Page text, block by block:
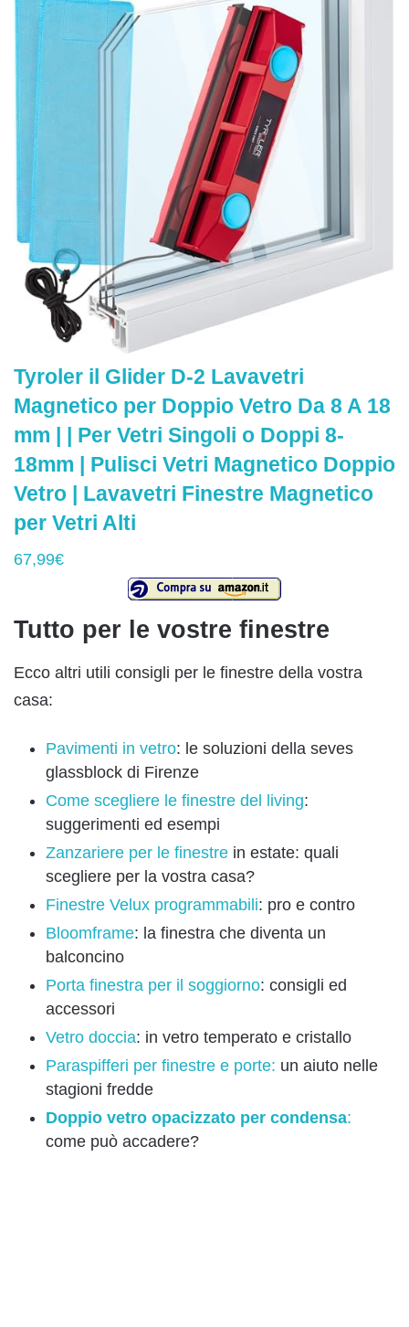
Tyroler il Glider D-2 Lavavetri
Magnetico per Doppio Vetro Da 8 A 18
mm | | Per Vetri Singoli o Doppi 8-
18mm | Pulisci Vetri Magnetico Doppio
Vetro | Lavavetri Finestre Magnetico
per Vetri Alti
67,99€
Tutto per le vostre finestre
Ecco altri utili consigli per le finestre della vostra
casa:
Pavimenti in vetro: le soluzioni della seves
glassblock di Firenze
Come scegliere le finestre del living:
suggerimenti ed esempi
Zanzariere per le finestre in estate: quali
scegliere per la vostra casa?
Finestre Velux programmabili: pro e contro
Bloomframe: la finestra che diventa un
balconcino
Porta finestra per il soggiorno: consigli ed
accessori
Vetro doccia: in vetro temperato e cristallo
Paraspifferi per finestre e porte: un aiuto nelle
stagioni fredde
Doppio vetro opacizzato per condensa:
come può accadere?